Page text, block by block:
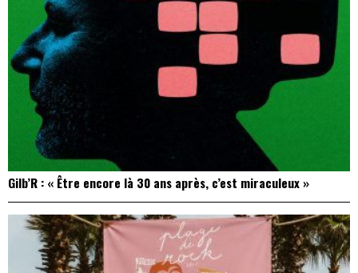
Gilb’R : « Être encore là 30 ans après, c’est miraculeux »